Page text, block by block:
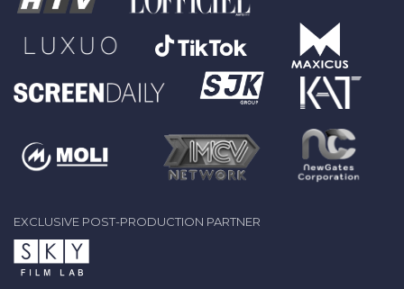
EXCLUSIVE POST-PRODUCTION PARTNER